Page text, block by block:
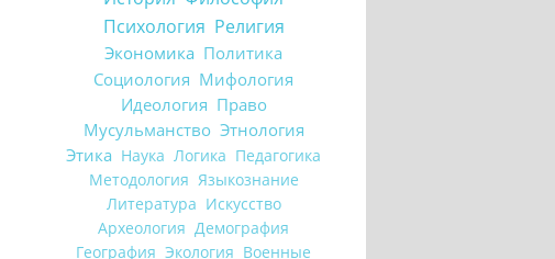
Психология Религия
Экономика Политика
Социология Мифология
Идеология Право
Мусульманство Этнология
Этика Наука Логика Педагогика
Методология Языкознание
Литература Искусство
Археология Демография
География Экология Военные